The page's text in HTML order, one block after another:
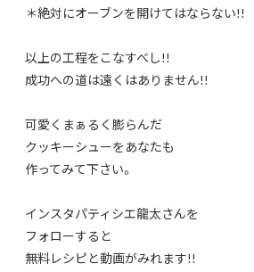
＊絶対にオーブンを開けてはならない!!
以上の工程をこなすべし!!
成功への道は遠くはありません!!
可愛くまぁるく膨らんだ
クッキーシューをあなたも
作ってみて下さい。
インスタパティシエ龍太さんを
フォローすると
無料レシピと動画がみれます!!